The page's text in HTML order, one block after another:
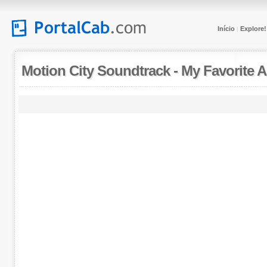
Início| Explore!
Motion City Soundtrack- My Favorite